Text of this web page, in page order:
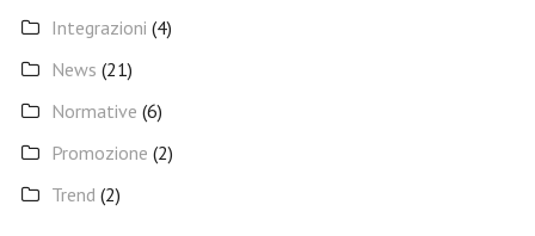
Integrazioni (4)
News (21)
Normative (6)
Promozione (2)
Trend (2)